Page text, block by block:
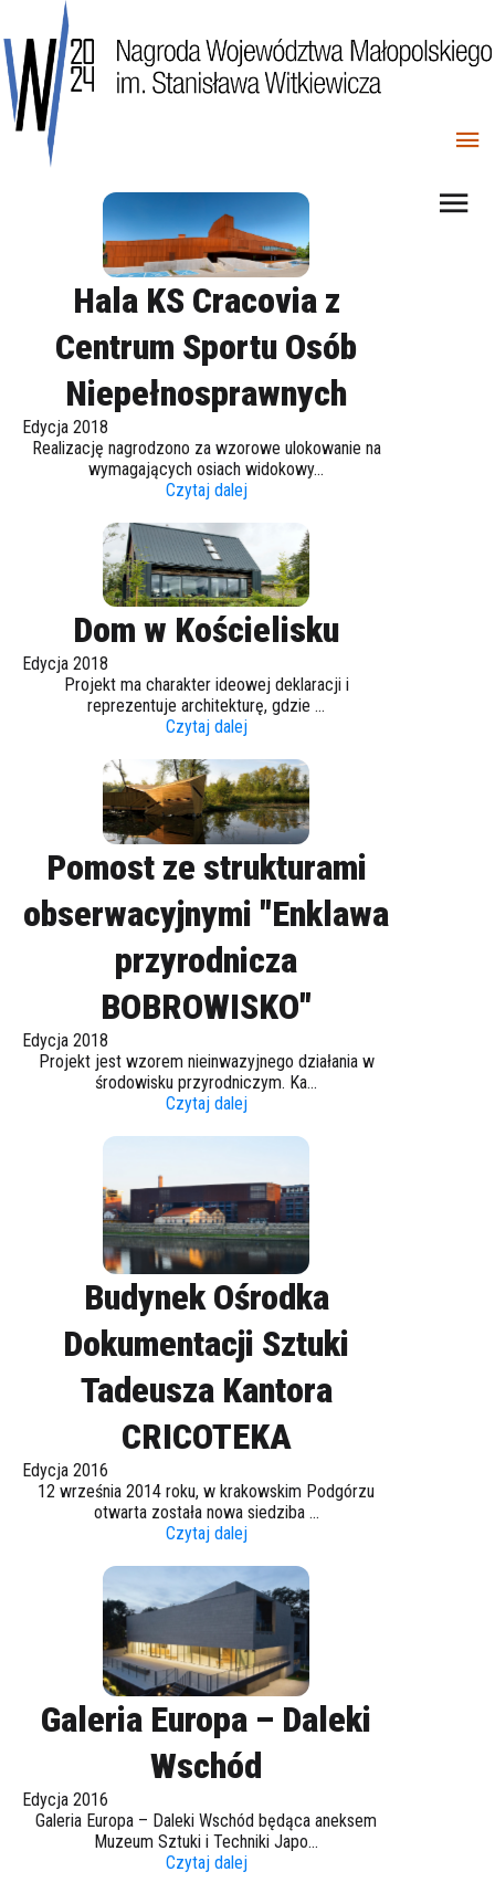
Hala KS Cracovia z
Centrum Sportu Osób
Niepełnosprawnych
Edycja 2018
Realizację nagrodzono za wzorowe ulokowanie na
wymagających osiach widokowy...
Czytaj dalej
Dom w Kościelisku
Edycja 2018
Projekt ma charakter ideowej deklaracji i
reprezentuje architekturę, gdzie ...
Czytaj dalej
Pomost ze strukturami
obserwacyjnymi "Enklawa
przyrodnicza
BOBROWISKO"
Edycja 2018
Projekt jest wzorem nieinwazyjnego działania w
środowisku przyrodniczym. Ka...
Czytaj dalej
Budynek Ośrodka
Dokumentacji Sztuki
Tadeusza Kantora
CRICOTEKA
Edycja 2016
12 września 2014 roku, w krakowskim Podgórzu
otwarta została nowa siedziba ...
Czytaj dalej
Galeria Europa – Daleki
Wschód
Edycja 2016
Galeria Europa – Daleki Wschód będąca aneksem
Muzeum Sztuki i Techniki Japo...
Czytaj dalej